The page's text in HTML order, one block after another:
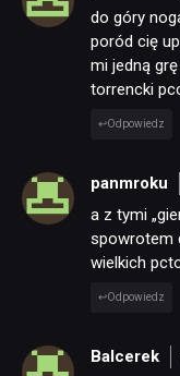
do góry
poród cię
mi jedną
torrencki
Odpowiedz
panmroku
a z tymi
spowrotem
wielkich
Odpowiedz
Balcerek